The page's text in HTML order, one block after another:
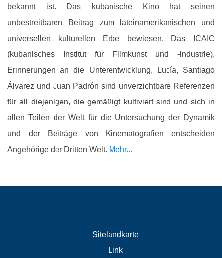
bekannt ist. Das kubanische Kino hat seinen
unbestreitbaren Beitrag zum lateinamerikanischen und
universellen kulturellen Erbe bewiesen. Das ICAIC
(kubanisches Institut für Filmkunst und -industrie),
Erinnerungen an die Unterentwicklung, Lucía, Santiago
Álvarez und Juan Padrón sind unverzichtbare Referenzen
für all diejenigen, die gemäßigt kultiviert sind und sich in
allen Teilen der Welt für die Untersuchung der Dynamik
und der Beiträge von Kinematografien entscheiden
Angehörige der Dritten Welt. Mehr...
Sitelandkarte
Link